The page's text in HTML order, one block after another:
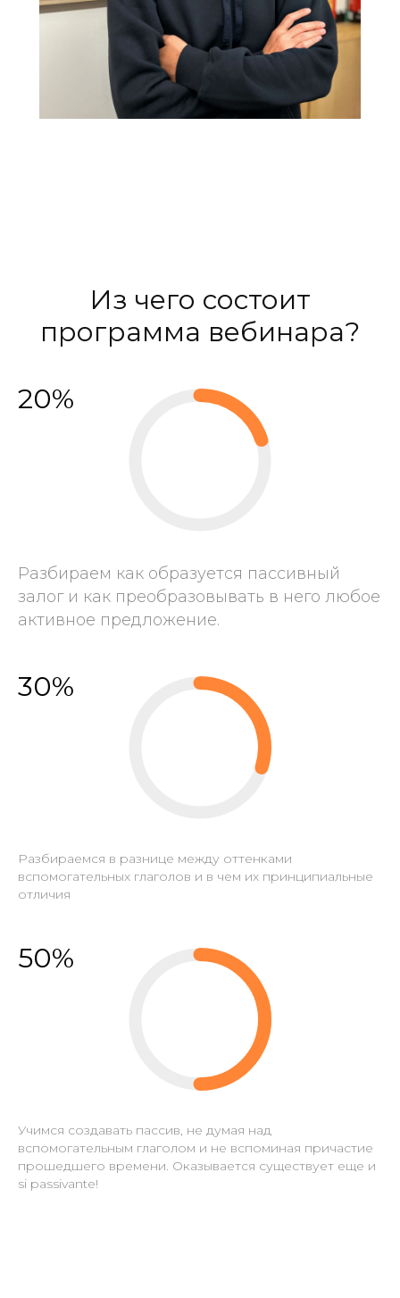
Из чего состоит
программа вебинара?
20%
Разбираем как образуется пассивный
залог и как преобразовывать в него любое
активное предложение.
30%
Разбираемся в разнице между оттенками
вспомогательных глаголов и в чем их принципиальные
отличия
50%
Учимся создавать пассив, не думая над
вспомогательным глаголом и не вспоминая причастие
прошедшего времени. Оказывается существует еще и
si passivante!